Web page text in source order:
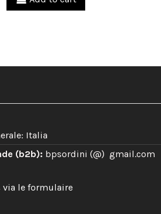
Italia
(b2b): bpsordini (@) gmail.com
via le formulaire